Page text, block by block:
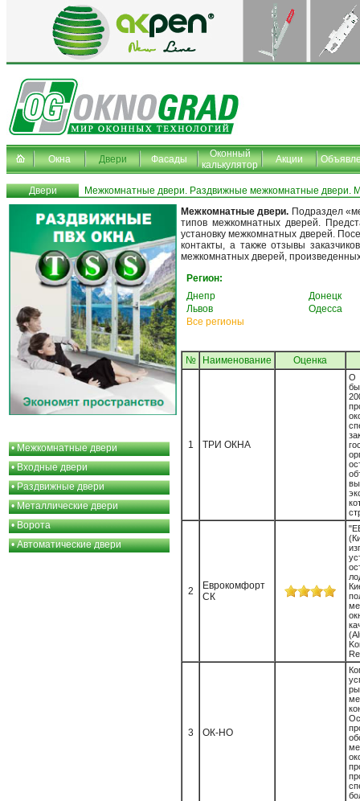
Окна Двери Фасады
Оконный
калькулятор
Акции
Двери Межкомнатные двери. Раздвижные межкомнатные двери.
•Межкомнатные двери
•Входные двери
•Раздвижные двери
•Металлические двери
•Ворота
•Автоматические двери
Межкомнатные двери. Подраздел
типов межкомнатных дверей.
установку межкомнатных дверей.
контакты, а также отзывы
межкомнатных дверей,
Регион:
Днепр
Донецк
Львов
Одесса
Все регионы
№ Наименование Oценка
1 ТРИ ОКНА
О
2
Еврокомфорт
СК
3 ОК-НО